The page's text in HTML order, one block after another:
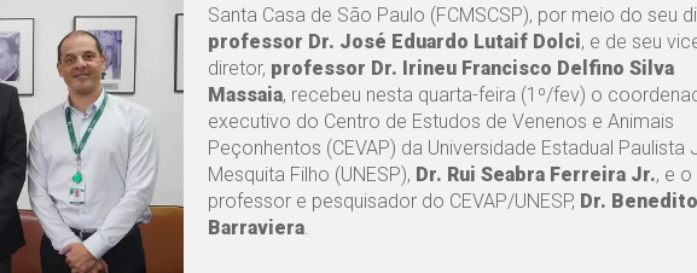
Santa Casa de São Paulo (FCMSCSP), por meio do seu
professor Dr. José Eduardo Lutaif Dolci, e de seu
diretor, professor Dr. Irineu Francisco Delfino Silva
Massaia, recebeu nesta quarta-feira (1º/fev) o
executivo do Centro de Estudos de Venenos e Animais
Peçonhentos (CEVAP) da Universidade Estadual Paulista
Mesquita Filho (UNESP), Dr. Rui Seabra Ferreira Jr., e o
professor e pesquisador do CEVAP/UNESP, Dr. Benedito
Barraviera.